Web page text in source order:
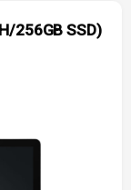
256GB SSD)